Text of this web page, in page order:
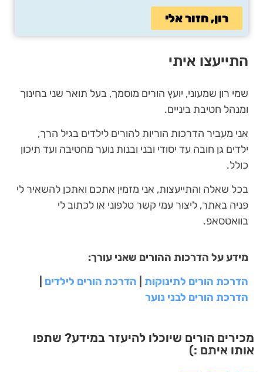
רון, חזור אלי
התייעצו איתי
שמי רון שמעוני, יועץ הורים מוסמך, בעל תואר שני בחינוך
ומנהל חטיבת ביניים.
אני מעביר הדרכות הוריות להורים לילדים בגיל הרך,
ילדים גן חובה עד יסודי ובני ובנות נוער מחטיבה ועד תיכון
כולל.
בכל שאלה והתייעצות, אני מזמין אתכם ואתכן להשאיר לי
פניה באתר, ליצור עמי קשר טלפוני או לכתוב לי
בוואטסאפ.
מידע על הדרכות ההורים שאני עורך:
הדרכת הורים לתינוקות
הדרכת הורים לילדים
הדרכת הורים לבני נוער
מכירים הורים שיוכלו להיעזר במידע? שתפו
אותו איתם :)